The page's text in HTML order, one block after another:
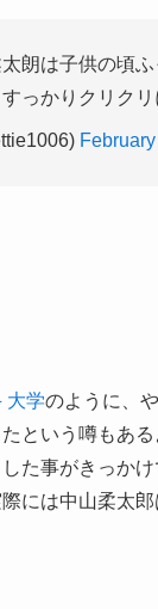
朗は子供の頃
っかりクリク
大学のように、
という噂もあ
た事がきっか
には中山柔太